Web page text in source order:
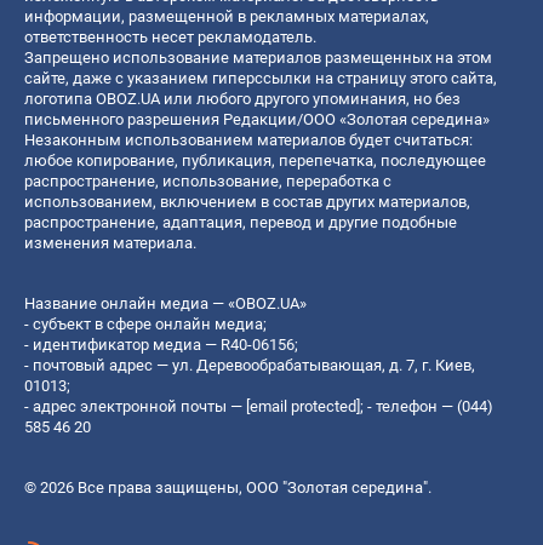
информации, размещенной в рекламных материалах,
ответственность несет рекламодатель.
Запрещено использование материалов размещенных на этом
сайте, даже с указанием гиперссылки на страницу этого сайта,
логотипа OBOZ.UA или любого другого упоминания, но без
письменного разрешения Редакции/ООО «Золотая середина»
Незаконным использованием материалов будет считаться:
любое копирование, публикация, перепечатка, последующее
распространение, использование, переработка с
использованием, включением в состав других материалов,
распространение, адаптация, перевод и другие подобные
изменения материала.
Название онлайн медиа — «OBOZ.UA»
- субъект в сфере онлайн медиа;
- идентификатор медиа — R40-06156;
- почтовый адрес — ул. Деревообрабатывающая, д. 7, г. Киев,
01013;
- адрес электронной почты — [email protected]; - телефон — (044)
585 46 20
© 2026 Все права защищены, ООО "Золотая середина".